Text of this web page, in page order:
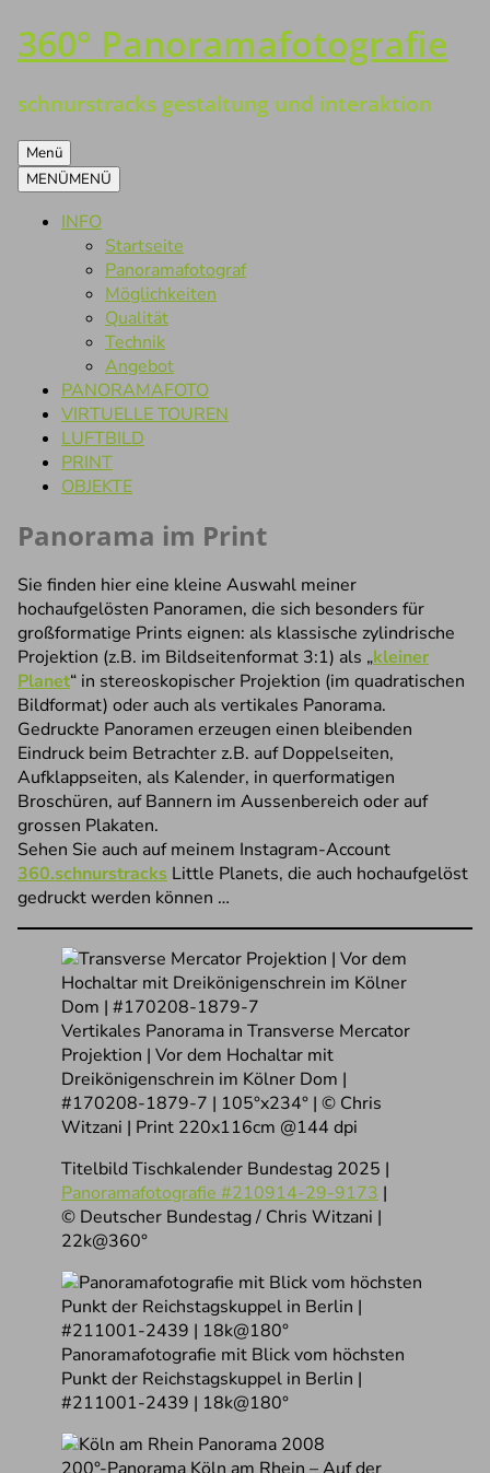
Zum
Inhalt
360° Panoramafotografie
schnurstracks gestaltung und interaktion
Menü
MENÜMENÜ
INFO
Startseite
Panoramafotograf
Möglichkeiten
Qualität
Technik
Angebot
PANORAMAFOTO
VIRTUELLE TOUREN
LUFTBILD
PRINT
OBJEKTE
Panorama im Print
Sie finden hier eine kleine Auswahl meiner
hochaufgelösten Panoramen, die sich besonders für
großformatige Prints eignen: als klassische zylindrische
Projektion (z.B. im Bildseitenformat 3:1) als „kleiner
Planet“ in stereoskopischer Projektion (im quadratischen
Bildformat) oder auch als vertikales Panorama.
Gedruckte Panoramen erzeugen einen bleibenden
Eindruck beim Betrachter z.B. auf Doppelseiten,
Aufklappseiten, als Kalender, in querformatigen
Broschüren, auf Bannern im Aussenbereich oder auf
grossen Plakaten.
Sehen Sie auch auf meinem Instagram-Account
360.schnurstracks Little Planets, die auch hochaufgelöst
gedruckt werden können …
Vertikales Panorama in Transverse Mercator
Projektion | Vor dem Hochaltar mit
Dreikönigenschrein im Kölner Dom |
#170208-1879-7 | 105°x234° | © Chris
Witzani | Print 220x116cm @144 dpi
Titelbild Tischkalender Bundestag 2025 |
Panoramafotografie #210914-29-9173 |
© Deutscher Bundestag / Chris Witzani |
22k@360°
Panoramafotografie mit Blick vom höchsten
Punkt der Reichstagskuppel in Berlin |
#211001-2439 | 18k@180°